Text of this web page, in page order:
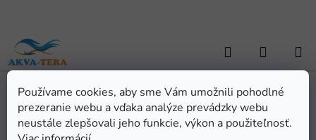
Používame cookies, aby sme Vám umožnili pohodlné
prezeranie webu a vďaka analýze prevádzky webu
neustále zlepšovali jeho funkcie, výkon a použiteľnosť.
obsah
Hľadať
KOŠÍK
Domov / AKVARISTIKA / Úprava a testovanie vody Úprava vody
SEACHEM Prime 500ml
SEACHEM Prime 500ml